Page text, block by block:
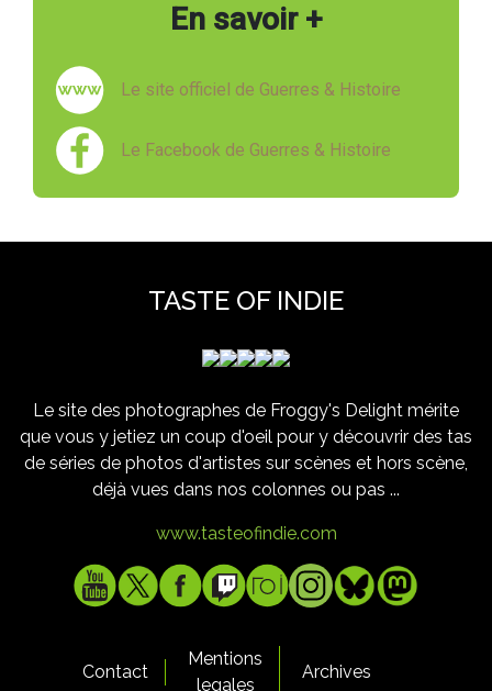
En savoir +
Le site officiel de Guerres & Histoire
Le Facebook de Guerres & Histoire
TASTE OF INDIE
Le site des photographes de Froggy's Delight mérite
que vous y jetiez un coup d'oeil pour y découvrir des tas
de séries de photos d'artistes sur scènes et hors scène,
déjà vues dans nos colonnes ou pas ...
www.tasteofindie.com
Contact
Mentions
legales
Archives